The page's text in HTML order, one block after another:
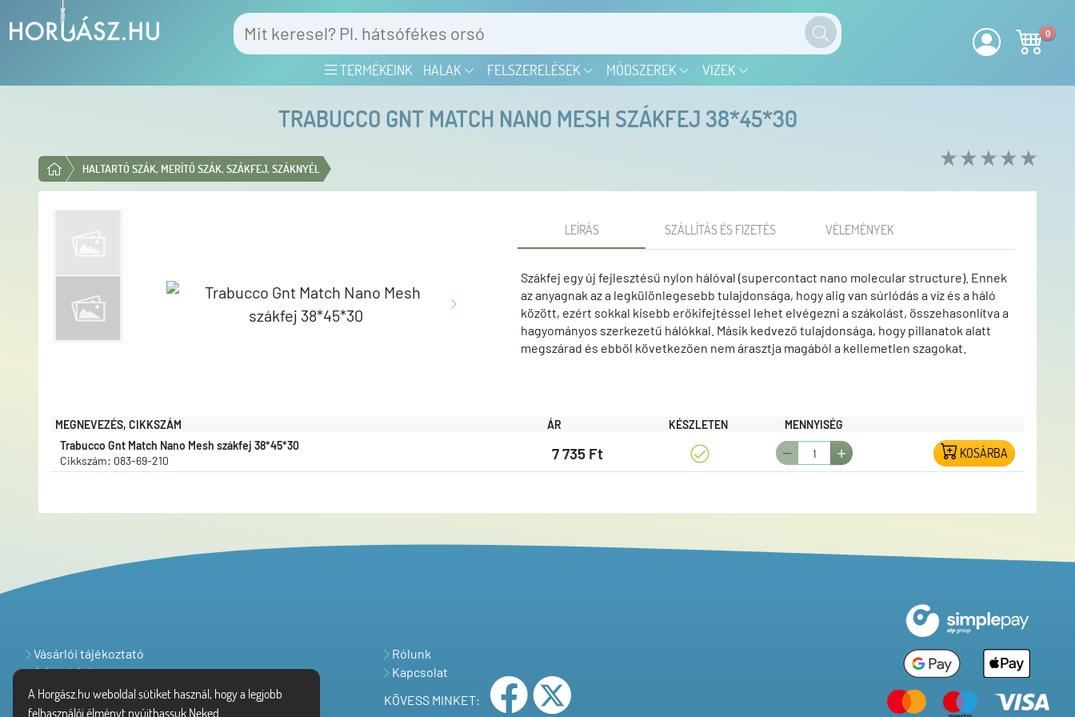
A Horgász.hu weboldal sütiket használ, hogy a legjobb
felhasználói élményt nyújthassuk Neked.
TERMÉKEINK HALAK FELSZERELÉSEK MÓDSZEREK VIZEK
0
TRABUCCO GNT MATCH NANO MESH SZÁKFEJ 38*45*30
HALTARTÓ SZÁK, MERÍTŐ SZÁK, SZÁKFEJ, SZÁKNYÉL
LEÍRÁS SZÁLLÍTÁS ÉS FIZETÉS VÉLEMÉNYEK
Szákfej egy új fejlesztésű nylon hálóval (supercontact nano molecular structure). Ennek
az anyagnak az a legkülönlegesebb tulajdonsága, hogy alig van súrlódás a víz és a háló
között, ezért sokkal kisebb erőkifejtéssel lehet elvégezni a szákolást, összehasonlítva a
hagyományos szerkezetű hálókkal. Másik kedvező tulajdonsága, hogy pillanatok alatt
megszárad és ebből következően nem árasztja magából a kellemetlen szagokat.
MEGNEVEZÉS, CIKKSZÁM ÁR KÉSZLETEN
MENNYISÉG
Trabucco Gnt Match Nano Mesh szákfej 38*45*30
Cikkszám: 083-69-210
7 735 Ft KOSÁRBA
Vásárlói tájékoztató
Adatvédelem
Rólunk
Kapcsolat
KÖVESS MINKET: